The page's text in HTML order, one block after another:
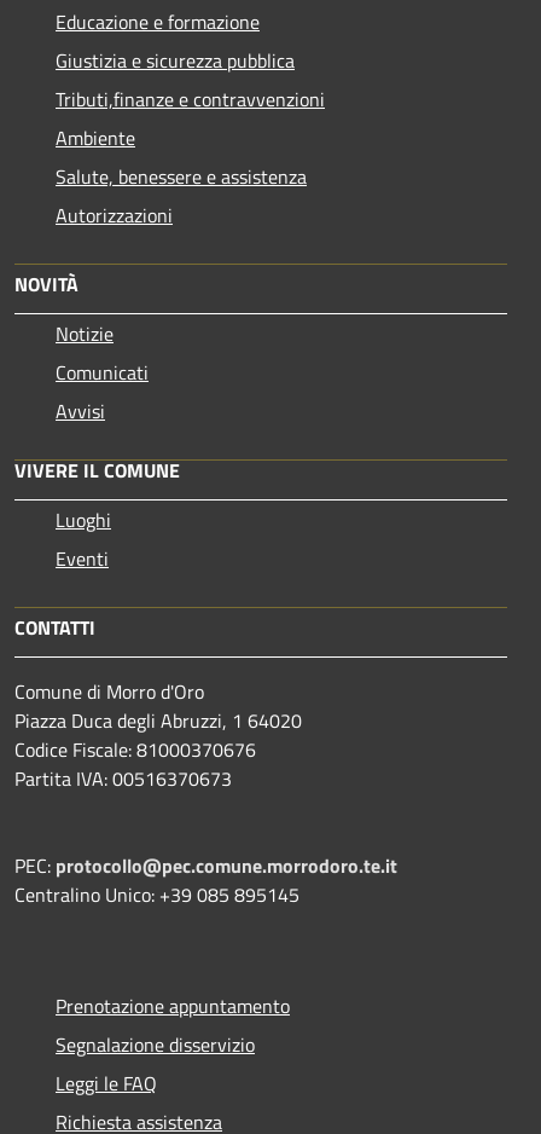
Educazione e formazione
Giustizia e sicurezza pubblica
Tributi,finanze e contravvenzioni
Ambiente
Salute, benessere e assistenza
Autorizzazioni
NOVITÀ
Notizie
Comunicati
Avvisi
VIVERE IL COMUNE
Luoghi
Eventi
CONTATTI
Comune di Morro d'Oro
Piazza Duca degli Abruzzi, 1 64020
Codice Fiscale: 81000370676
Partita IVA: 00516370673
PEC: protocollo@pec.comune.morrodoro.te.it
Centralino Unico: +39 085 895145
Prenotazione appuntamento
Segnalazione disservizio
Leggi le FAQ
Richiesta assistenza